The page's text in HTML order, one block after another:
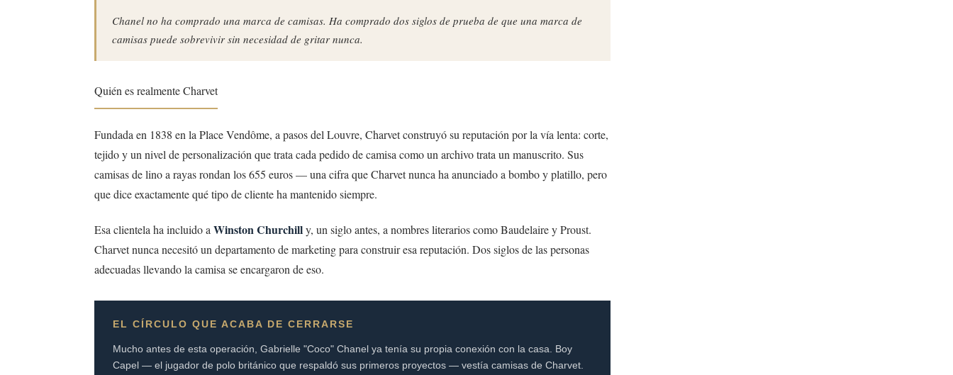
Chanel no ha comprado una marca de camisas. Ha comprado dos siglos de prueba de que una marca de
camisas puede sobrevivir sin necesidad de gritar nunca.
Quién es realmente Charvet
Fundada en 1838 en la Place Vendôme, a pasos del Louvre, Charvet construyó su reputación por la vía lenta: corte,
tejido y un nivel de personalización que trata cada pedido de camisa como un archivo trata un manuscrito. Sus
camisas de lino a rayas rondan los 655 euros — una cifra que Charvet nunca ha anunciado a bombo y platillo, pero
que dice exactamente qué tipo de cliente ha mantenido siempre.
Esa clientela ha incluido a Winston Churchilly, un siglo antes, a nombres literarios como Baudelaire y Proust.
Charvet nunca necesitó un departamento de marketing para construir esa reputación. Dos siglos de las personas
adecuadas llevando la camisa se encargaron de eso.
EL CÍRCULO QUE ACABA DE CERRARSE
Mucho antes de esta operación, Gabrielle "Coco" Chanel ya tenía su propia conexión con la casa. Boy
Capel — el jugador de polo británico que respaldó sus primeros proyectos — vestía camisas de Charvet.